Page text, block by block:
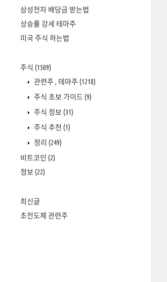
삼성전자 배당금 받는법
상승률 강세 테마주
미국 주식 하는법
주식 (1509)
관련주 , 테마주 (1218)
주식 초보 가이드 (9)
주식 정보 (31)
주식 추천 (1)
정리 (249)
비트코인 (2)
정보 (22)
최신글
초전도체 관련주